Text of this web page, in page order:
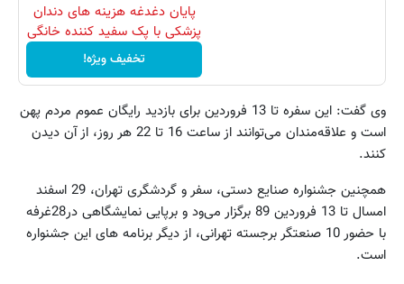
پایان دغدغه هزینه های دندان
پزشکی با پک سفید کننده خانگی
تخفیف ویژه!
وی گفت: این سفره تا 13 فروردین برای بازدید رایگان عموم مردم پهن
است و علاقه‌مندان می‌توانند از ساعت 16 تا 22 هر روز، از آن دیدن
کنند.
همچنین جشنواره صنایع دستی، سفر و گردشگری تهران، 29 اسفند
امسال تا 13 فروردین 89 برگزار می‌ود و برپایی نمایشگاهی در28غرفه
با حضور 10 صنعتگر برجسته تهرانی، از دیگر برنامه های این جشنواره
است.